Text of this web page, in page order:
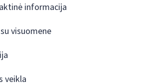
informacija
visuomene
veikla